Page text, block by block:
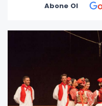
Abone Ol